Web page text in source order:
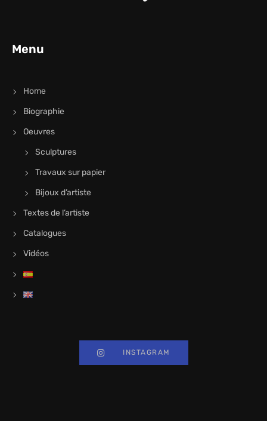
Menu
Home
Biographie
Oeuvres
Sculptures
Travaux sur papier
Bijoux d’artiste
Textes de l’artiste
Catalogues
Vidéos
INSTAGRAM